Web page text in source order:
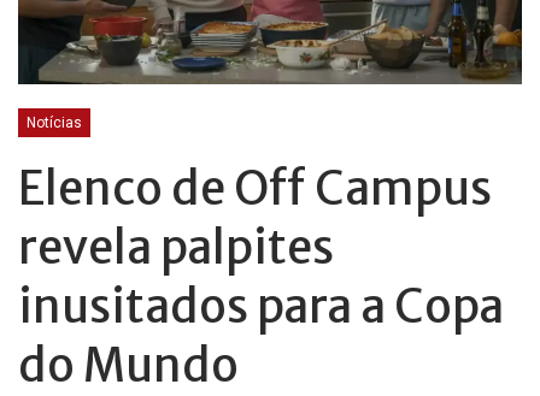
Notícias
Elenco de Off Campus
revela palpites
inusitados para a Copa
do Mundo